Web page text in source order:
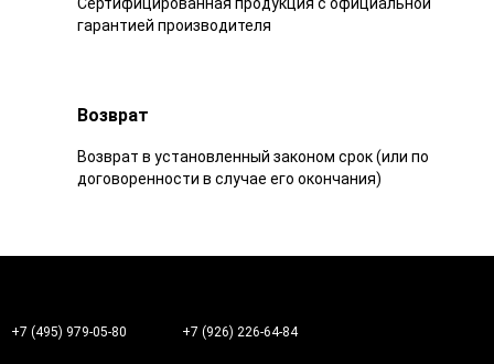
гарантией производителя
Возврат
Возврат в установленный законом срок (или по
договоренности в случае его окончания)
+7 (495) 979-05-80 +7 (926) 226-64-84